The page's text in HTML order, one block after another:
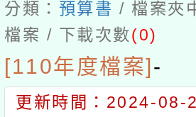
分類： 預算書 / 檔案夾
檔案 / 下載次數(0)
[110年度檔案] -
更新時間：2024-08-